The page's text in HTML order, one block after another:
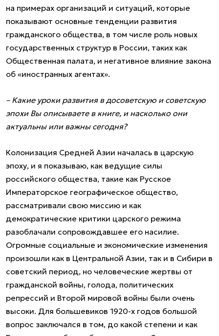
на примерах организаций и ситуаций, которые
показывают основные тенденции развития
гражданского общества, в том числе роль новых
государственных структур в России, таких как
Общественная палата, и негативное влияние закона
об «иностранных агентах».
– Какие уроки развития в досоветскую и советскую
эпохи Вы описываете в книге, и насколько они
актуальны или важны сегодня?
Колонизация Средней Азии началась в царскую
эпоху, и я показываю, как ведущие силы
российского общества, такие как Русское
Императорское географическое общество,
рассматривали свою миссию и как
демократические критики царского режима
разоблачали сопровождавшее его насилие.
Огромные социальные и экономические изменения
произошли как в Центральной Азии, так и в Сибири в
советский период, но человеческие жертвы от
гражданской войны, голода, политических
репрессий и Второй мировой войны были очень
высоки. Для большевиков 1920-х годов большой
вопрос заключался в том, до какой степени и как